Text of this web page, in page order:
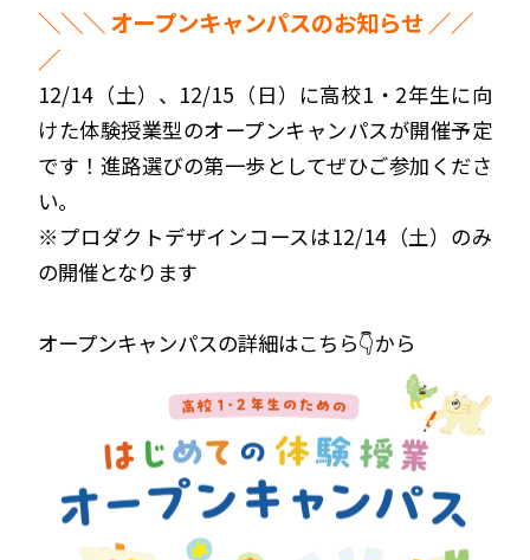
＼＼＼ オープンキャンパスのお知らせ ／／
／
12/14（土）、12/15（日）に高校1・2年生に向
けた体験授業型のオープンキャンパスが開催予定
です！進路選びの第一歩としてぜひご参加くださ
い。
※プロダクトデザインコースは12/14（土）のみ
の開催となります
オープンキャンパスの詳細はこちら👇から